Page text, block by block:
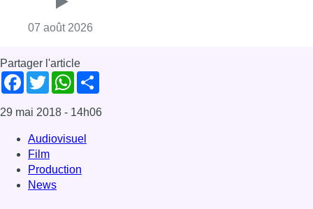
07 août 2026
Partager l'article
Facebook
TwitterWhatsApp
29 mai 2018 - 14h06
Audiovisuel
Film
Production
News